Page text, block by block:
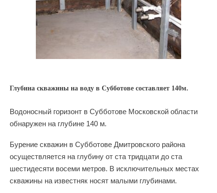
Глубина скважины на воду в Субботове составляет 140м.
Водоносный горизонт в Субботове Московской области
обнаружен на глубине 140 м.
Бурение скважин в Субботове Дмитровского района
осуществляется на глубину от ста тридцати до ста
шестидесяти восеми метров. В исключительных местах
скважины на известняк носят малыми глубинами.